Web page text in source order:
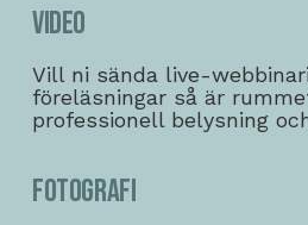
Video
Vill ni sända live-
föreläsningar så är
professionell belysning
Fotografi